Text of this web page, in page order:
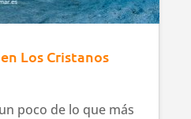
Los Cristanos
poco de lo que más